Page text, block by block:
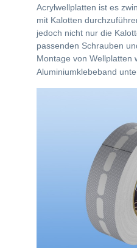
Acrylwellplatten ist es
mit Kalotten
jedoch nicht nur die
passenden Schrauben
Montage von Wellplatten
Aluminiumklebeband